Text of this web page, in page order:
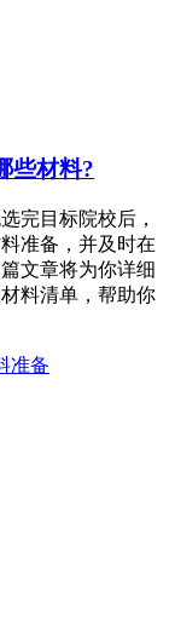
些材料?
完目标院校后，
准备，并及时在
文章将为你详细
料清单，帮助你
准备